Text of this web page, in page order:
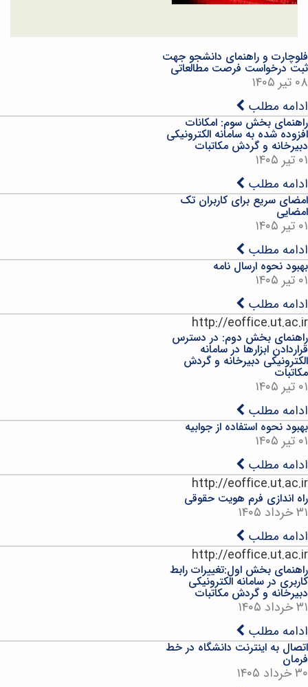
فلوچارت و راهنمای دانشجو جهت
ثبت درخواست فرصت مطالعاتی
۰۸ تیر ۱۴۰۵
ادامه مطلب
راهنمای بخش سوم: امکانات
افزوده شده به سامانه الکترونیکی
دبیرخانه و گردش مکاتبات
۰۱ تیر ۱۴۰۵
ادامه مطلب
امضای سریع برای کاربران تک
امضایی
۰۱ تیر ۱۴۰۵
ادامه مطلب
بهبود نحوه ارسال نامه
۰۱ تیر ۱۴۰۵
ادامه مطلب
http://eoffice.ut.ac.ir
راهنمای بخش دوم: در دسترس
قراردادن ابزارها در سامانه
الکترونیکی دبیرخانه و گردش
مکاتبات
۰۱ تیر ۱۴۰۵
ادامه مطلب
بهبود نحوه استفاده از جوابیه
۰۱ تیر ۱۴۰۵
ادامه مطلب
http://eoffice.ut.ac.ir
راه اندازی فرم هویت حقوقی
۳۱ خرداد ۱۴۰۵
ادامه مطلب
http://eoffice.ut.ac.ir
راهنمای بخش اول:تغییرات رابط
کاربری در سامانه الکترونیکی
دبیرخانه و گردش مکاتبات
۳۱ خرداد ۱۴۰۵
ادامه مطلب
اتصال به اینترنت دانشگاه در خط
فرمان
۳۰ خرداد ۱۴۰۵